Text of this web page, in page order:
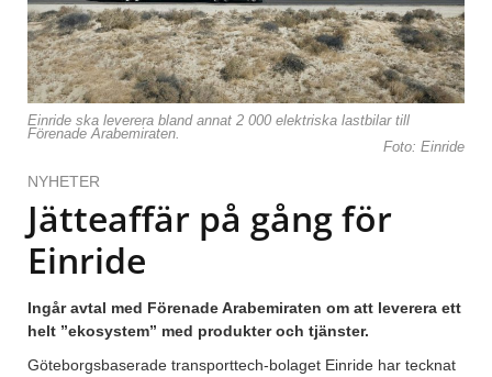
Einride ska leverera bland annat 2 000 elektriska lastbilar till
Förenade Arabemiraten.
Foto: Einride
NYHETER
Jätteaffär på gång för
Einride
Ingår avtal med Förenade Arabemiraten om att leverera ett
helt ”ekosystem” med produkter och tjänster.
Göteborgsbaserade transporttech-bolaget Einride har tecknat